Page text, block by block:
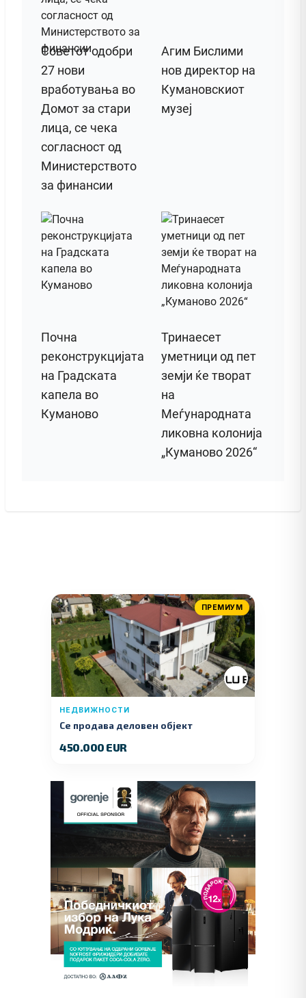
Советот одобри
27 нови
вработувања во
Домот за стари
лица, се чека
согласност од
Министерството
за финансии
Агим Бислими
нов директор на
Кумановскиот
музеј
Почна
реконструкцијата
на Градската
капела во
Куманово
Тринаесет
уметници од пет
земји ќе творат
на
Меѓународната
ликовна колонија
„Куманово 2026“
ПРЕМИУМ
НЕДВИЖНОСТИ
Се продава деловен објект
450.000 EUR